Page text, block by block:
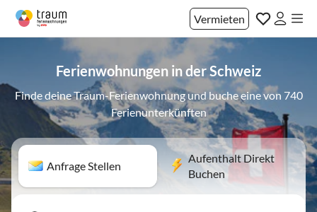
Vermieten
Ferienwohnungen in der Schweiz
Finde deine Traum-Ferienwohnung und buche eine von 740
Ferienunterkünften
Anfrage Stellen
Aufenthalt Direkt
Buchen